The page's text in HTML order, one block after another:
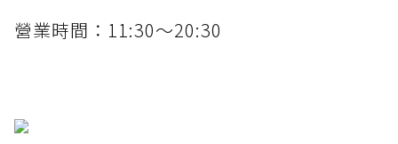
營業時間：11:30～20:30